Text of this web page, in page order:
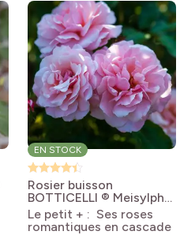
EN STOCK
Rosier buisson
BOTTICELLI ® Meisylpho
Rosa Botticelli®
'Meisylpho'
Le petit + : Ses roses
romantiques en cascade